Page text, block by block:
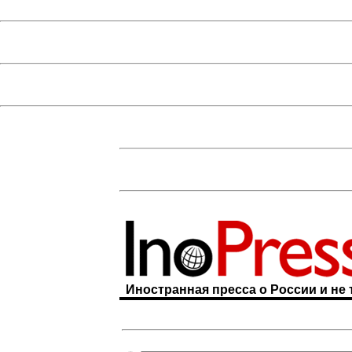
Иностранная пресса о России и не